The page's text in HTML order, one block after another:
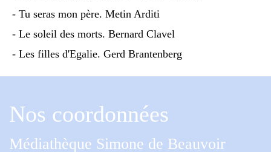
- Tu seras mon père. Metin Arditi
- Le soleil des morts. Bernard Clavel
- Les filles d'Egalie. Gerd Brantenberg
Nos coordonnées
Médiathèque Simone de Beauvoir